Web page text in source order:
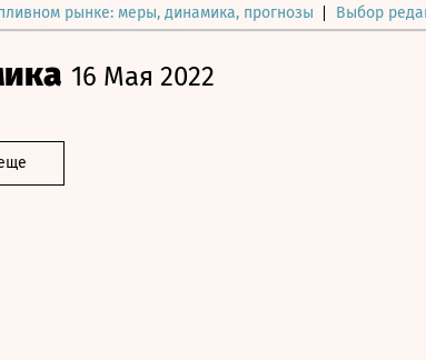
рынке: меры, динамика, прогнозы Выбор
16 Мая 2022